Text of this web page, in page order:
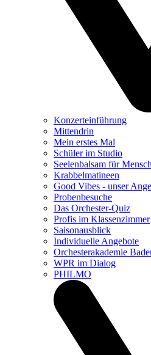
Konzerteinführung
Mittendrin
Mein erstes Mal
Schüler im Studio
Seelenbalsam für
Krabbelmatineen
Good Vibes - unser
Probenbesuche
Das Orchester-Quiz
Profis im Klassenzimmer
Saisonausblick
Individuelle Angebote
Orchesterakademie
WPR im Dialog
PHILMO